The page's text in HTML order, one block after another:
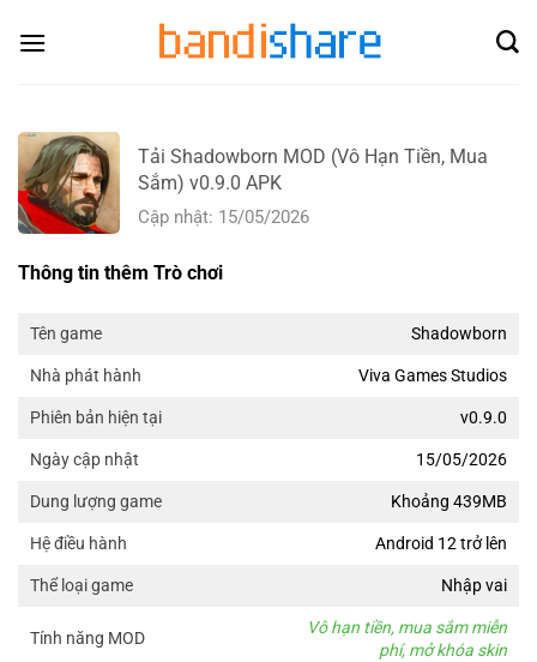
Tải Shadowborn MOD (Vô Hạn Tiền, Mua
Sắm) v0.9.0 APK
Cập nhật: 15/05/2026
Thông tin thêm Trò chơi
Tên game Shadowborn
Nhà phát hành Viva Games Studios
Phiên bản hiện tại v0.9.0
Ngày cập nhật 15/05/2026
Dung lượng game Khoảng 439MB
Hệ điều hành Android 12 trở lên
Thể loại game Nhập vai
Tính năng MOD
Vô hạn tiền, mua sắm miễn
phí, mở khóa skin